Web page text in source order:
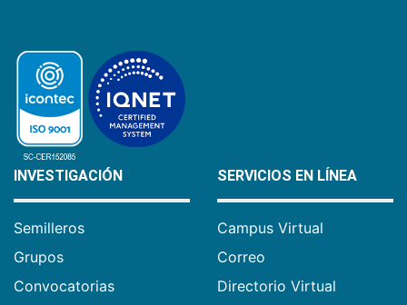
INVESTIGACIÓN
Semilleros
Grupos
Convocatorias
SERVICIOS EN LÍNEA
Campus Virtual
Correo
Directorio Virtual